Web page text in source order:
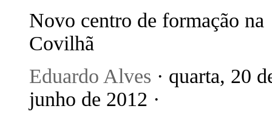
Novo centro de formação na
Covilhã
Eduardo Alves · quarta, 20
junho de 2012 ·